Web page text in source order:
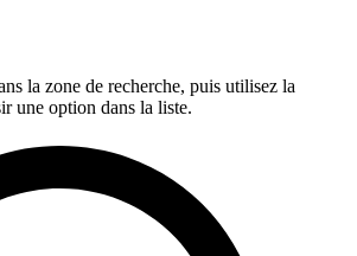
la zone de recherche, puis utilisez la
une option dans la liste.